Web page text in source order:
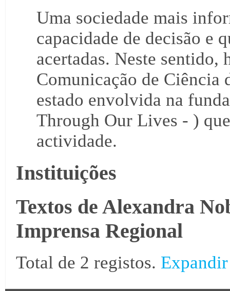
Uma sociedade mais
capacidade de decisão e
acertadas. Neste sentido,
Comunicação de Ciência
estado envolvida na
Through Our Lives - )
actividade.
Instituições
Textos de Alexandra
Imprensa Regional
Total de 2 registos. Expandir